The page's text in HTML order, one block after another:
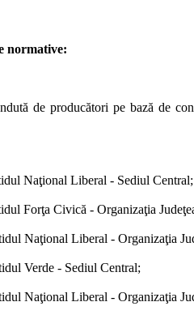
normative:
de producători pe bază de
Naţional Liberal - Sediul Central;
Forţa Civică - Organizaţia
Naţional Liberal - Organizaţia
Verde - Sediul Central;
Naţional Liberal - Organizaţia